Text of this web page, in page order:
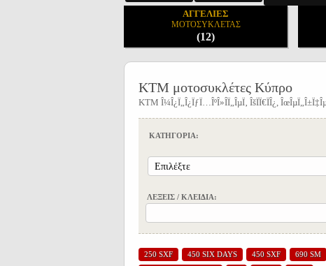
ΑΓΓΕΛΙΕΣ
ΜΟΤΟΣΥΚΛΕΤΑΣ
(12)
KTM μοτοσυκλέτες Κύπρο
KTM Î¼Î¿Ï„Î¿ÏƒÏ…ÎºÎ»Î­Ï„ÎµÏ‚ ÎšÏÏ€ÏÎ¿,
ΚΑΤΗΓΟΡΙΑ:
ΛΕΞΕΙΣ / ΚΛΕΙΔΙΑ:
250 SXF 450 SIX DAYS 450 SXF 690 SM